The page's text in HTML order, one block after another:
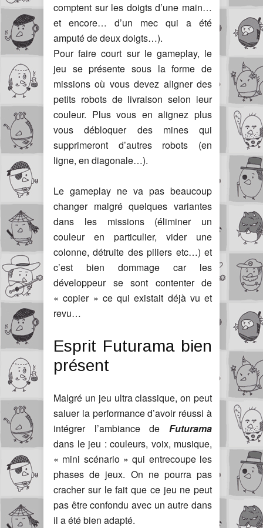
comptent sur les doigts d’une main…
et encore… d’un mec qui a été
amputé de deux doigts…).
Pour faire court sur le gameplay, le
jeu se présente sous la forme de
missions où vous devez aligner des
petits robots de livraison selon leur
couleur. Plus vous en alignez plus
vous débloquer des mines qui
supprimeront d’autres robots (en
ligne, en diagonale…).
Le gameplay ne va pas beaucoup
changer malgré quelques variantes
dans les missions (éliminer un
couleur en particulier, vider une
colonne, détruite des piliers etc…) et
c’est bien dommage car les
développeur se sont contenter de
« copier » ce qui existait déjà vu et
revu…
Esprit Futurama bien
présent
Malgré un jeu ultra classique, on peut
saluer la performance d’avoir réussi à
intégrer l’ambiance de Futurama
dans le jeu : couleurs, voix, musique,
« mini scénario » qui entrecoupe les
phases de jeux. On ne pourra pas
cracher sur le fait que ce jeu ne peut
pas être confondu avec un autre dans
il a été bien adapté.